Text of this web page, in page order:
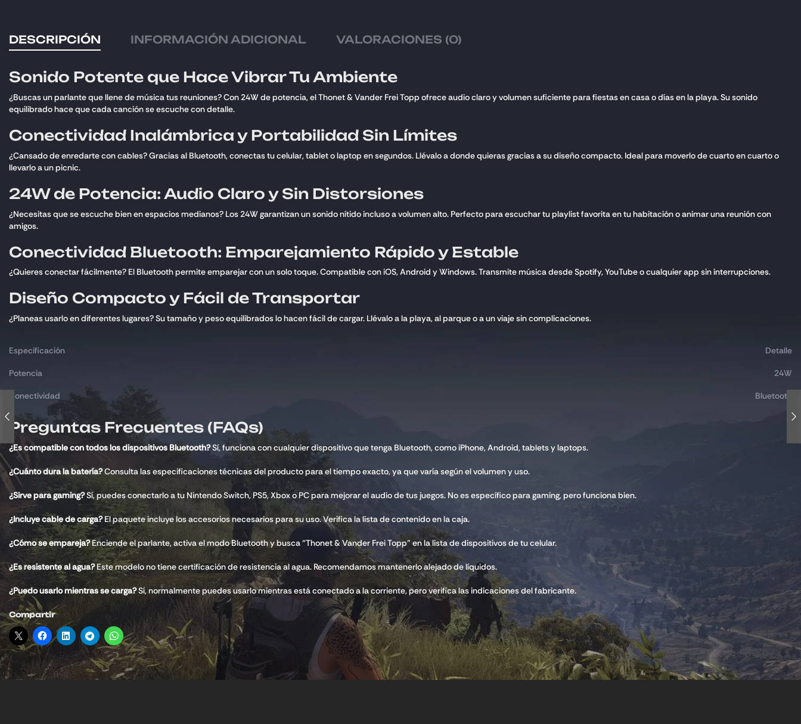
DESCRIPCIÓN INFORMACIÓN ADICIONAL VALORACIONES (0)
Sonido Potente que Hace Vibrar Tu Ambiente
¿Buscas un parlante que llene de música tus reuniones? Con 24W de potencia, el Thonet & Vander Frei Topp ofrece audio claro y volumen suficiente para fiestas en casa o días en la playa. Su sonido
equilibrado hace que cada canción se escuche con detalle.
Conectividad Inalámbrica y Portabilidad Sin Límites
¿Cansado de enredarte con cables? Gracias al Bluetooth, conectas tu celular, tablet o laptop en segundos. Llévalo a donde quieras gracias a su diseño compacto. Ideal para moverlo de cuarto en cuarto o
llevarlo a un picnic.
24W de Potencia: Audio Claro y Sin Distorsiones
¿Necesitas que se escuche bien en espacios medianos? Los 24W garantizan un sonido nítido incluso a volumen alto. Perfecto para escuchar tu playlist favorita en tu habitación o animar una reunión con
amigos.
Conectividad Bluetooth: Emparejamiento Rápido y Estable
¿Quieres conectar fácilmente? El Bluetooth permite emparejar con un solo toque. Compatible con iOS, Android y Windows. Transmite música desde Spotify, YouTube o cualquier app sin interrupciones.
Diseño Compacto y Fácil de Transportar
¿Planeas usarlo en diferentes lugares? Su tamaño y peso equilibrados lo hacen fácil de cargar. Llévalo a la playa, al parque o a un viaje sin complicaciones.
Especificación Detalle
Potencia 24W
Conectividad Bluetooth
Preguntas Frecuentes (FAQs)
¿Es compatible con todos los dispositivos Bluetooth?Sí, funciona con cualquier dispositivo que tenga Bluetooth, como iPhone, Android, tablets y laptops.
¿Cuánto dura la batería?Consulta las especificaciones técnicas del producto para el tiempo exacto, ya que varía según el volumen y uso.
¿Sirve para gaming?Sí, puedes conectarlo a tu Nintendo Switch, PS5, Xbox o PC para mejorar el audio de tus juegos. No es específico para gaming, pero funciona bien.
¿Incluye cable de carga?El paquete incluye los accesorios necesarios para su uso. Verifica la lista de contenido en la caja.
¿Cómo se empareja?Enciende el parlante, activa el modo Bluetooth y busca “Thonet & Vander Frei Topp” en la lista de dispositivos de tu celular.
¿Es resistente al agua?Este modelo no tiene certificación de resistencia al agua. Recomendamos mantenerlo alejado de líquidos.
¿Puedo usarlo mientras se carga?Sí, normalmente puedes usarlo mientras está conectado a la corriente, pero verifica las indicaciones del fabricante.
Compartir